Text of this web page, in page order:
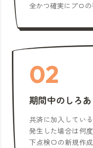
全かつ確実にプロの
02
期間中のしろ
共済に加入してい
発生した場合は何
下点検口の新規作